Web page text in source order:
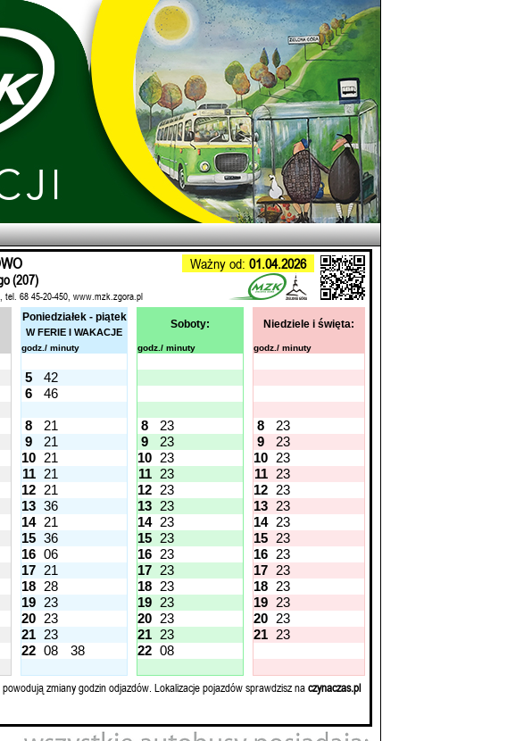
Ważny od: 01.04.2026
(207)
tel. 68 45-20-450, www.mzk.zgora.pl
Poniedziałek - piątek
W FERIE I WAKACJE
Soboty: Niedziele i święta:
godz./ minuty godz./ minuty godz./ minuty
5
42
6
46
8 21 8 23 8
23
9 21 9 23 9
23
10 21 10 23 10 23
11 21 11 23 11
23
12 21 12 23 12 23
13 36 13 23 13 23
14 21 14 23 14 23
15 36 15 23 15 23
16 06 16 23 16 23
17 21 17 23 17 23
18 28 18 23 18 23
19 23 19 23 19 23
20 23 20 23 20 23
21 23 21 23 21 23
22 08 38 22 08
powodują zmiany godzin odjazdów. Lokalizacje pojazdów sprawdzisz naczynaczas.pl